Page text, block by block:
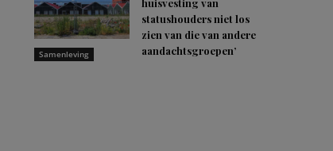
Samenleving
huisvesting van
statushouders niet los
zien van die van andere
aandachtsgroepen’